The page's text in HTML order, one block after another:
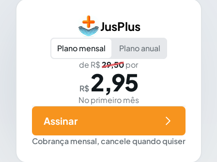
JusPlus
Plano mensal
Plano anual
de R$29,50por
R$ 2,95
No primeiro mês
Cobrança mensal, cancele quando quiser
Assinar